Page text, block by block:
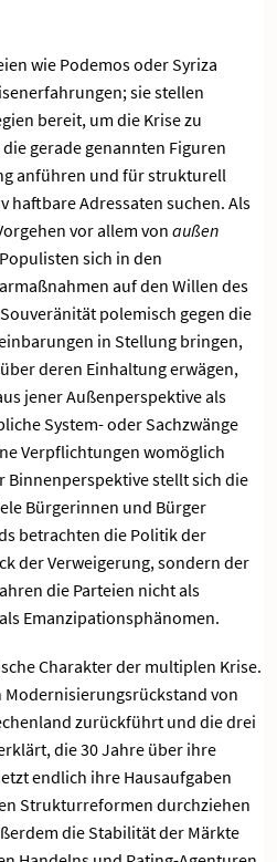
wie Podemos oder Syriza
sie stellen
bereit, um die Krise zu
gerade genannten Figuren
anführen und für strukturell
haftbare Adressaten suchen. Als
vor allem von außen
sich in den
auf den Willen des
polemisch gegen die
in Stellung bringen,
deren Einhaltung erwägen,
jener Außenperspektive als
System- oder Sachzwänge
Verpflichtungen womöglich
Binnenperspektive stellt sich die
Bürgerinnen und Bürger
betrachten die Politik der
der Verweigerung, sondern der
die Parteien nicht als
Emanzipationsphänomen.
Charakter der multiplen Krise.
Modernisierungsrückstand von
zurückführt und die drei
die 30 Jahre über ihre
endlich ihre Hausaufgaben
Strukturreformen durchziehen
die Stabilität der Märkte